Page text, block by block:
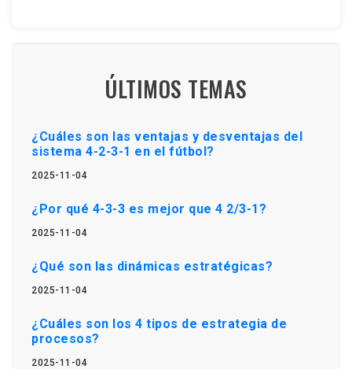
ÚLTIMOS TEMAS
¿Cuáles son las ventajas y desventajas del
sistema 4-2-3-1 en el fútbol?
2025-11-04
¿Por qué 4-3-3 es mejor que 4 2/3-1?
2025-11-04
¿Qué son las dinámicas estratégicas?
2025-11-04
¿Cuáles son los 4 tipos de estrategia de
procesos?
2025-11-04